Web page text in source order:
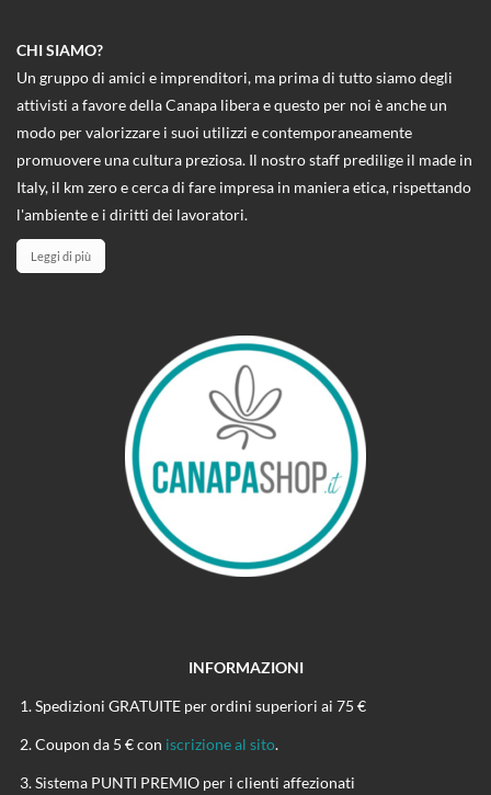
CHI SIAMO?
Un gruppo di amici e imprenditori, ma prima di tutto siamo degli
attivisti a favore della Canapa libera e questo per noi è anche un
modo per valorizzare i suoi utilizzi e contemporaneamente
promuovere una cultura preziosa. Il nostro staff predilige il made in
Italy, il km zero e cerca di fare impresa in maniera etica, rispettando
l'ambiente e i diritti dei lavoratori.
Leggi di più
INFORMAZIONI
Spedizioni GRATUITE per ordini superiori ai 75 €
Coupon da 5 € con iscrizione al sito.
Sistema PUNTI PREMIO per i clienti affezionati